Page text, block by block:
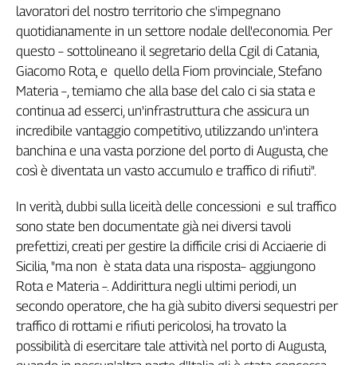
Caaf
Speciali
G8
di
Genova,
il
della
ragione
anni
Cgil
Collettiva
Academy
Collettiva
Play
Rubriche
Collettiva
lavoratori del nostro territorio che s'impegnano
quotidianamente in un settore nodale dell'economia. Per
questo – sottolineano il segretario della Cgil di Catania,
Giacomo Rota, e quello della Fiom provinciale, Stefano
Materia –, temiamo che alla base del calo ci sia stata e
continua ad esserci, un'infrastruttura che assicura un
incredibile vantaggio competitivo, utilizzando un'intera
banchina e una vasta porzione del porto di Augusta, che
così è diventata un vasto accumulo e traffico di rifiuti".
In verità, dubbi sulla liceità delle concessioni e sul traffico
sono state ben documentate già nei diversi tavoli
prefettizi, creati per gestire la difficile crisi di Acciaerie di
Sicilia, "ma non è stata data una risposta– aggiungono
Rota e Materia –. Addirittura negli ultimi periodi, un
secondo operatore, che ha già subito diversi sequestri per
traffico di rottami e rifiuti pericolosi, ha trovato la
possibilità di esercitare tale attività nel porto di Augusta,